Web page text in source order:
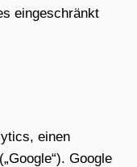
eingeschränkt
einen
Google